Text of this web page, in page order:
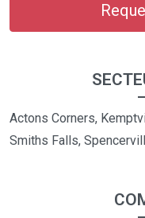
Actons Corners,
Smiths Falls,